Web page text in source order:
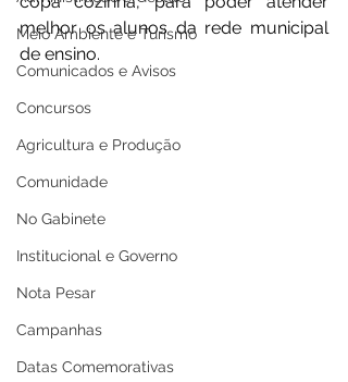
Meio Ambiente e Turismo
Comunicados e Avisos
Concursos
Agricultura e Produção
Comunidade
No Gabinete
Institucional e Governo
Nota Pesar
Campanhas
Datas Comemorativas
melhor os alunos da rede municipal
de ensino.